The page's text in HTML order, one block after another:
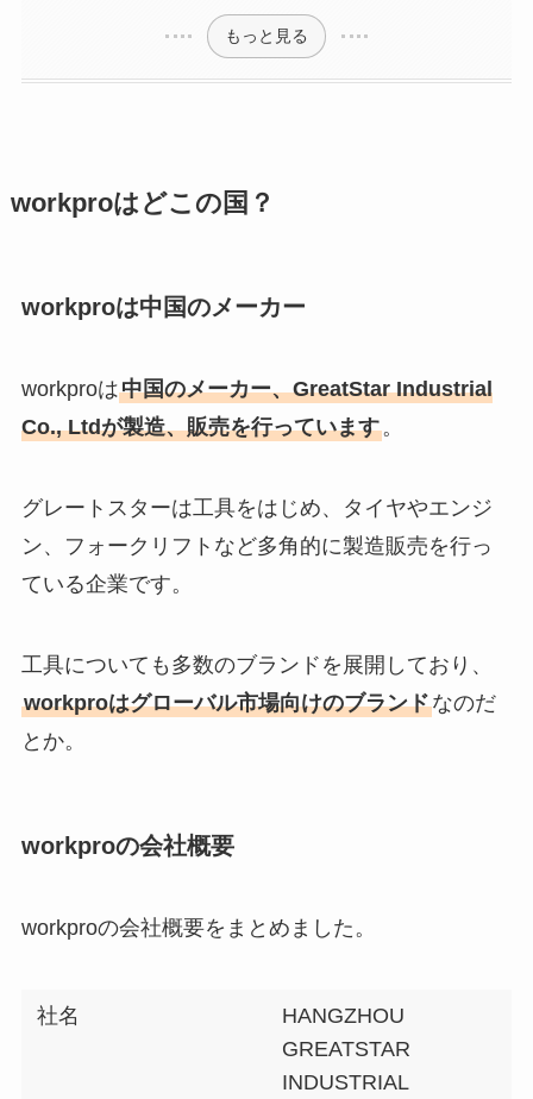
もっと見る
workproはどこの国？
workproは中国のメーカー
workproは中国のメーカー、GreatStar Industrial
Co., Ltdが製造、販売を行っています。
グレートスターは工具をはじめ、タイヤやエンジ
ン、フォークリフトなど多角的に製造販売を行っ
ている企業です。
工具についても多数のブランドを展開しており、
workproはグローバル市場向けのブランドなのだ
とか。
workproの会社概要
workproの会社概要をまとめました。
社名
HANGZHOU
GREATSTAR
INDUSTRIAL